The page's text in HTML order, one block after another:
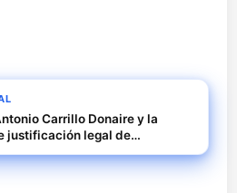
Carrillo Donaire y la
justificación legal de
cuestionadas en el caso